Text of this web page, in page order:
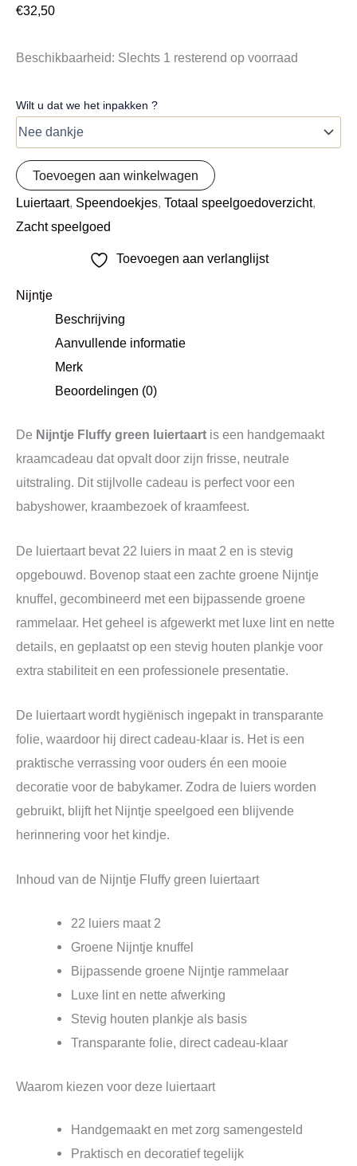
€32,50
Beschikbaarheid: Slechts 1 resterend op voorraad
Wilt u dat we het inpakken ?
Toevoegen aan winkelwagen
Luiertaart, Speendoekjes Totaal speelgoedoverzicht,
Zacht speelgoed
Toevoegen aan verlanglijst
Nijntje
Beschrijving
Aanvullende informatie
Merk
Beoordelingen (0)
De Nijntje Fluffy green luiertaart is een handgemaakt
kraamcadeau dat opvalt door zijn frisse, neutrale
uitstraling. Dit stijlvolle cadeau is perfect voor een
babyshower, kraambezoek of kraamfeest.
De luiertaart bevat 22 luiers in maat 2 en is stevig
opgebouwd. Bovenop staat een zachte groene Nijntje
knuffel, gecombineerd met een bijpassende groene
rammelaar. Het geheel is afgewerkt met luxe lint en nette
details, en geplaatst op een stevig houten plankje voor
extra stabiliteit en een professionele presentatie.
De luiertaart wordt hygiënisch ingepakt in transparante
folie, waardoor hij direct cadeau-klaar is. Het is een
praktische verrassing voor ouders én een mooie
decoratie voor de babykamer. Zodra de luiers worden
gebruikt, blijft het Nijntje speelgoed een blijvende
herinnering voor het kindje.
Inhoud van de Nijntje Fluffy green luiertaart
22 luiers maat 2
Groene Nijntje knuffel
Bijpassende groene Nijntje rammelaar
Luxe lint en nette afwerking
Stevig houten plankje als basis
Transparante folie, direct cadeau-klaar
Waarom kiezen voor deze luiertaart
Handgemaakt en met zorg samengesteld
Praktisch en decoratief tegelijk